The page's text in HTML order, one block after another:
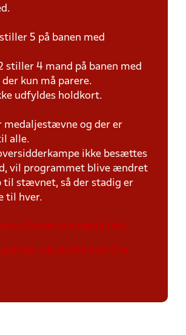
5 på banen med
stiller 4 mand på banen med
kun må parere.
udfyldes holdkort.
medaljestævne og der er
alle.
ikke besættes
vil programmet blive ændret
til stævnet, så der stadig er
til hver.
findes via dette link.
pladser via dette link (fra